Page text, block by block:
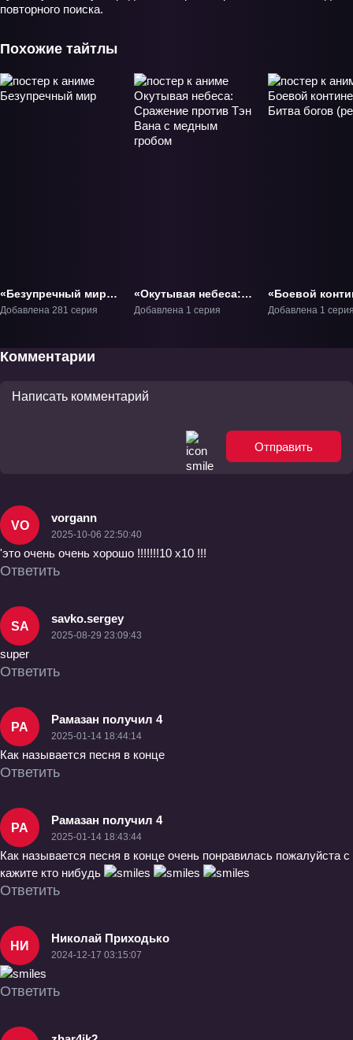
повторного поиска.
Похожие тайтлы
«Безупречный мир»
ТВ-1
Добавлена 281 серия
«Окутывая небеса:
Сражение против
Добавлена 1 серия
«Боевой
Битва богов
Добавлена 1
Комментарии
Отправить
VO
vorgann
2025-10-06 22:50:40
'это очень очень хорошо !!!!!!!10 х10 !!!
Ответить
SA
savko.sergey
2025-08-29 23:09:43
super
Ответить
РА
Рамазан получил 4
2025-01-14 18:44:14
Как называется песня в конце
Ответить
РА
Рамазан получил 4
2025-01-14 18:43:44
Как называется песня в конце очень понравилась пожалуйста с
кажите кто нибудь
Ответить
НИ
Николай Приходько
2024-12-17 03:15:07
Ответить